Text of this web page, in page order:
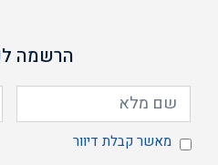
הרשמה
מאשר קבלת דיוור